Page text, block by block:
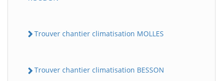
Trouver chantier climatisation MOLLES
Trouver chantier climatisation BESSON